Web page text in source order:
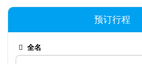
预订行程
全名